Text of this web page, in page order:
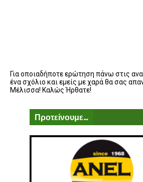
Για οποιαδήποτε ερώτηση πάνω στις
ένα σχόλιο και εμείς με χαρά θα σας
Μέλισσα! Καλώς Ήρθατε!
Προτείνουμε...